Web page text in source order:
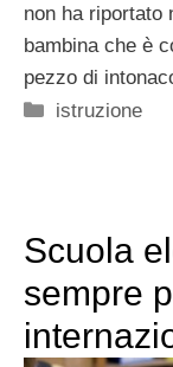
non ha riportato
bambina che è
pezzo di
Categorie
istruzione
Scuola
sempre